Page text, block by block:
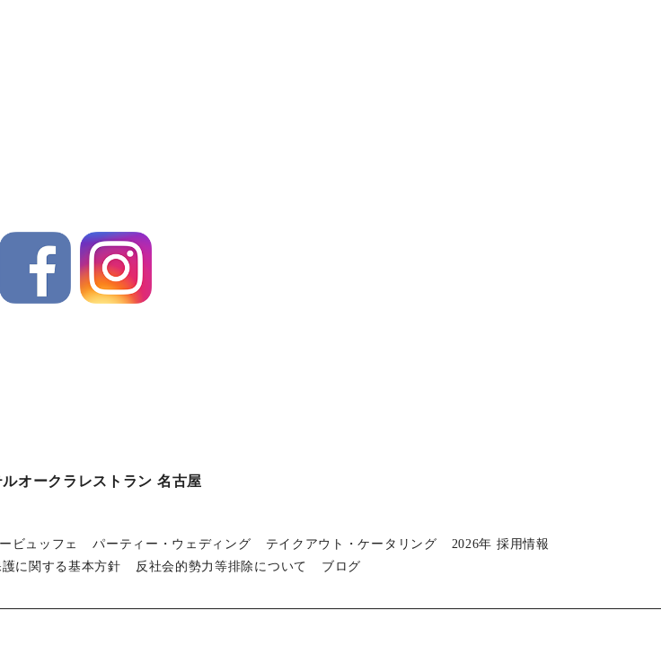
ルオークラレストラン 名古屋
ビュッフェ パーティー・ウェディング テイクアウト・ケータリング
2026年 採用情報
に関する基本方針 反社会的勢力等排除について ブログ